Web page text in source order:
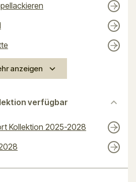
anzeigen
verfügbar
Kollektion 2025-2028